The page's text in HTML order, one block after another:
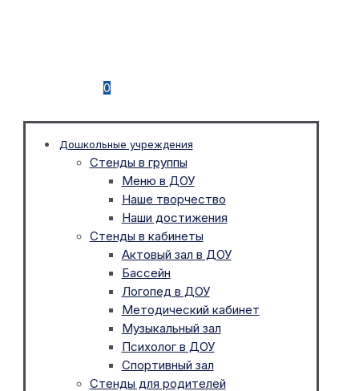
0
Дошкольные учреждения
Стенды в группы
Меню в ДОУ
Наше творчество
Наши достижения
Стенды в кабинеты
Актовый зал в ДОУ
Бассейн
Логопед в ДОУ
Методический кабинет
Музыкальный зал
Психолог в ДОУ
Спортивный зал
Стенды для родителей